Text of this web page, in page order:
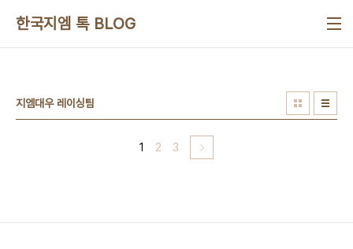
한국지엠 톡 BLOG
지엠대우 레이싱팀
1 2 3